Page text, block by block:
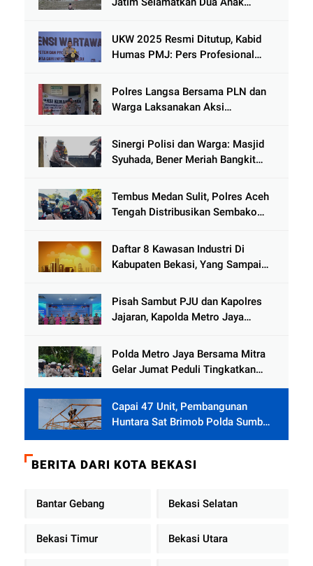
Kenjeran
UKW 2025 Resmi Ditutup, Kabid
Humas PMJ: Pers Profesional
Hoaks
Polres Langsa Bersama PLN dan
Warga Laksanakan Aksi
Tamiang
Sinergi Polisi dan Warga: Masjid
Syuhada, Bener Meriah Bangkit
Tembus Medan Sulit, Polres Aceh
Tengah Distribusikan Sembako
Jamat
Daftar 8 Kawasan Industri Di
Kabupaten Bekasi, Yang Sampai
Pisah Sambut PJU dan Kapolres
Jajaran, Kapolda Metro Jaya
Diperkuat
Polda Metro Jaya Bersama Mitra
Gelar Jumat Peduli Tingkatkan
Capai 47 Unit, Pembangunan
Huntara Sat Brimob Polda Sumbar
Terus Berjalan di Pauh
BERITA DARI KOTA BEKASI
Bantar Gebang Bekasi Selatan
Bekasi Timur Bekasi Utara